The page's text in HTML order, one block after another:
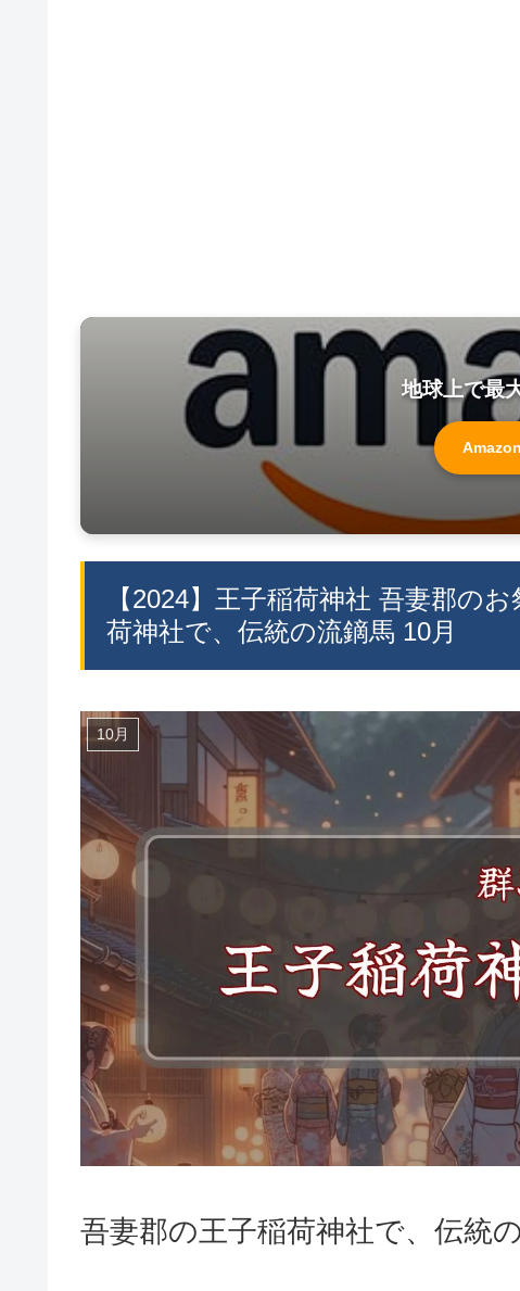
地球上で最
【2024】王子稲荷神社 吾妻郡の
荷神社で、伝統の流鏑馬 10月
10月
吾妻郡の王子稲荷神社で、伝統